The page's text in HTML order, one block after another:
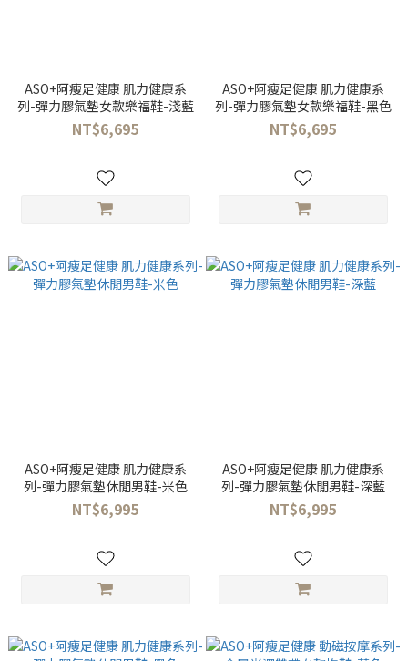
ASO+阿瘦足健康 肌力健康系
列-彈力膠氣墊女款樂福鞋-淺藍
NT$6,695
ASO+阿瘦足健康 肌力健康系
列-彈力膠氣墊女款樂福鞋-黑色
NT$6,695
ASO+阿瘦足健康 肌力健康系
列-彈力膠氣墊休閒男鞋-米色
NT$6,995
ASO+阿瘦足健康 肌力健康系
列-彈力膠氣墊休閒男鞋-深藍
NT$6,995